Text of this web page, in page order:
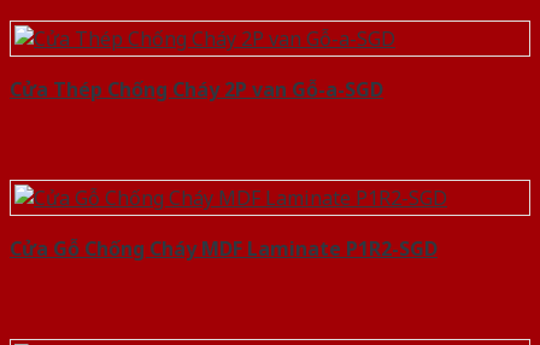
Cửa Thép Chống Cháy 2P van Gỗ-a-SGD
Cửa Gỗ Chống Cháy MDF Laminate P1R2-SGD